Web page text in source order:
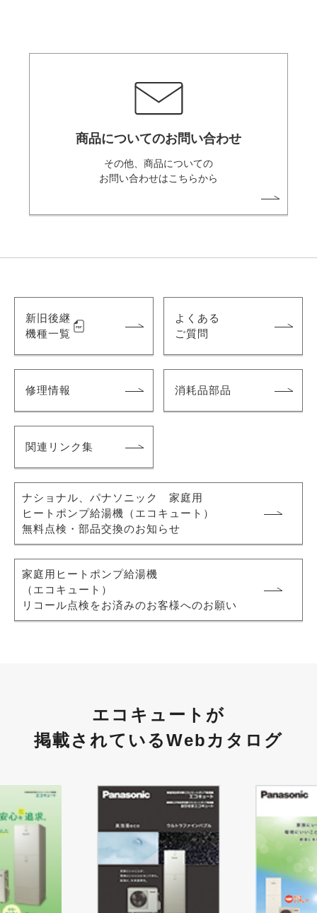
商品についてのお問い合わせ
その他、商品についての
お問い合わせはこちらから
新旧後継
機種一覧
よくある
ご質問
修理情報 消耗品部品
関連リンク集
ナショナル、パナソニック 家庭用
ヒートポンプ給湯機 （エコキュート）
無料点検・部品交換のお知らせ
家庭用ヒートポンプ給湯機
（エコキュート）
リコール点検をお済みのお客様へのお願い
エコキュートが
掲載されているWebカタログ